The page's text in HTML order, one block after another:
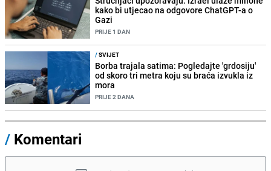
kako bi utjecao na odgovore ChatGPT-a o
Gazi
PRIJE 1 DAN
/SVIJET
Borba trajala satima: Pogledajte 'grdosiju'
od skoro tri metra koju su braća izvukla iz
mora
PRIJE 2 DANA
/ Komentari